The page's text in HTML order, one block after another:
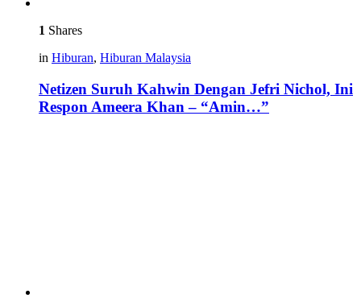
1 Shares
in Hiburan, Hiburan Malaysia
Netizen Suruh Kahwin Dengan Jefri Nichol, Ini
Respon Ameera Khan – “Amin…”